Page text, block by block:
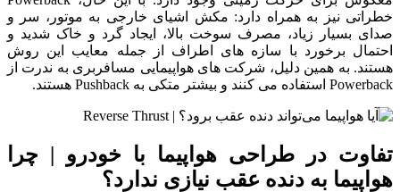
خطراتی نیز به همراه دارد: مکش اشیای خارجی به موتور، سر و
صدای بسیار زیاد، مصرف سوخت بالا، ایجاد گرد و خاک شدید و
احتمال برخورد با سازه‌ های اطراف از جمله معایب این روش
هستند. به همین دلیل، شرکت‌ های هواپیمایی مسافربری به ندرت از
Powerback استفاده می‌ کنند و بیشتر متکی به Pushback هستند.
تفاوت در طراحی هواپیما با خودرو | چرا
هواپیما به دنده عقب نیازی ندارد؟